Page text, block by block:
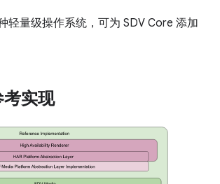
轻量级操作系统，可为 SDV Core 添加
考实现